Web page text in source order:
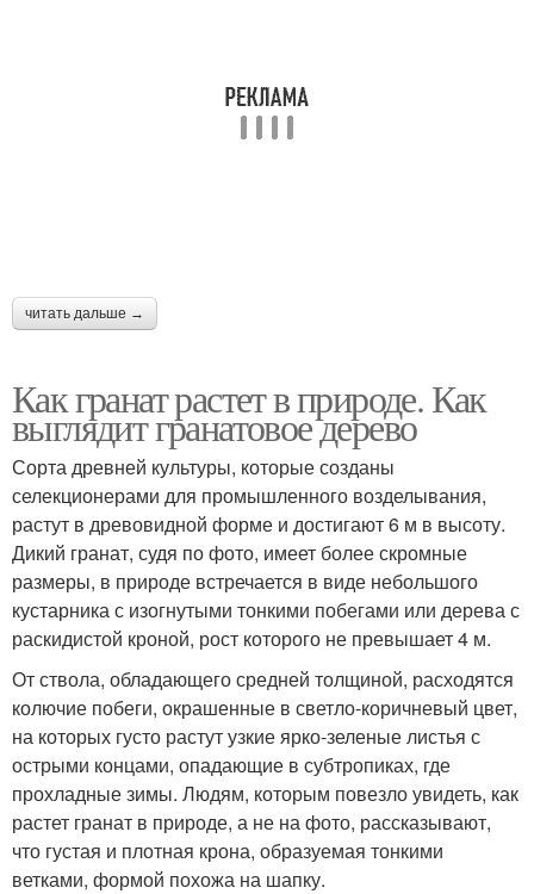
читать дальше →
Как гранат растет в природе. Как
выглядит гранатовое дерево
Сорта древней культуры, которые созданы
селекционерами для промышленного возделывания,
растут в древовидной форме и достигают 6 м в высоту.
Дикий гранат, судя по фото, имеет более скромные
размеры, в природе встречается в виде небольшого
кустарника с изогнутыми тонкими побегами или дерева с
раскидистой кроной, рост которого не превышает 4 м.
От ствола, обладающего средней толщиной, расходятся
колючие побеги, окрашенные в светло-коричневый цвет,
на которых густо растут узкие ярко-зеленые листья с
острыми концами, опадающие в субтропиках, где
прохладные зимы. Людям, которым повезло увидеть, как
растет гранат в природе, а не на фото, рассказывают,
что густая и плотная крона, образуемая тонкими
ветками, формой похожа на шапку.